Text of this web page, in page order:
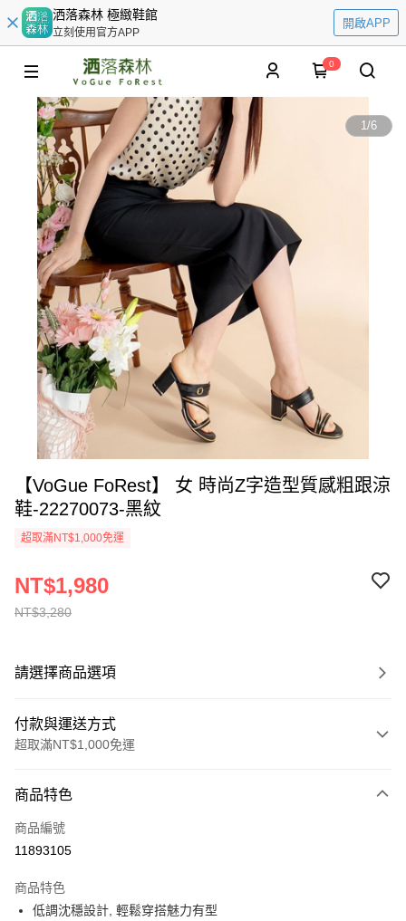
洒落森林 極緻鞋館
立刻使用官方APP
開啟APP
0
1/6
【VoGue FoRest】 女 時尚Z字造型質感粗跟涼
鞋-22270073-黑紋
超取滿NT$1,000免運
NT$3,280
NT$1,980
請選擇商品選項
付款與運送方式
超取滿NT$1,000免運
信用卡一次付款
超商取貨付款
運送方式
全家取貨付款
商品特色
商品編號
11893105
商品特色
低調沈穩設計, 輕鬆穿搭魅力有型